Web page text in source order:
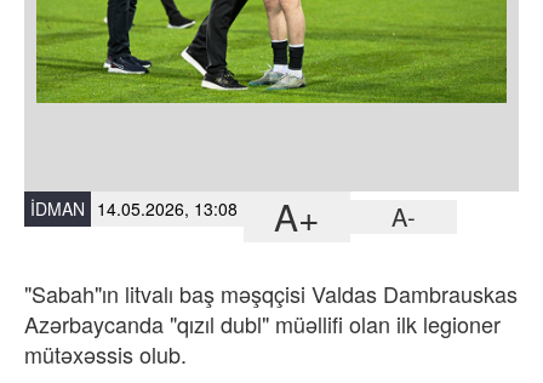
İDMAN 14.05.2026, 13:08 A+ A-
"Sabah"ın litvalı baş məşqçisi Valdas Dambrauskas
Azərbaycanda "qızıl dubl" müəllifi olan ilk legioner
mütəxəssis olub.